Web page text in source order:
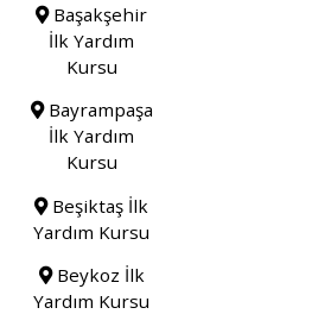
Başakşehir
İlk Yardım
Kursu
Bayrampaşa
İlk Yardım
Kursu
Beşiktaş İlk
Yardım Kursu
Beykoz İlk
Yardım Kursu